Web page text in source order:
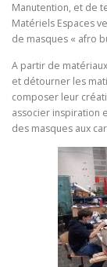
Manutention, et de
Matériels Espaces
de masques « afro
A partir de
et détourner les
composer leur
associer inspiration
des masques aux